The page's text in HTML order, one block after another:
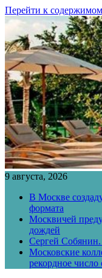
Перейти к
9 августа, 2026
В Москве
формата
Москвичей
дождей
Сергей Собянин.
Московские
рекордное число